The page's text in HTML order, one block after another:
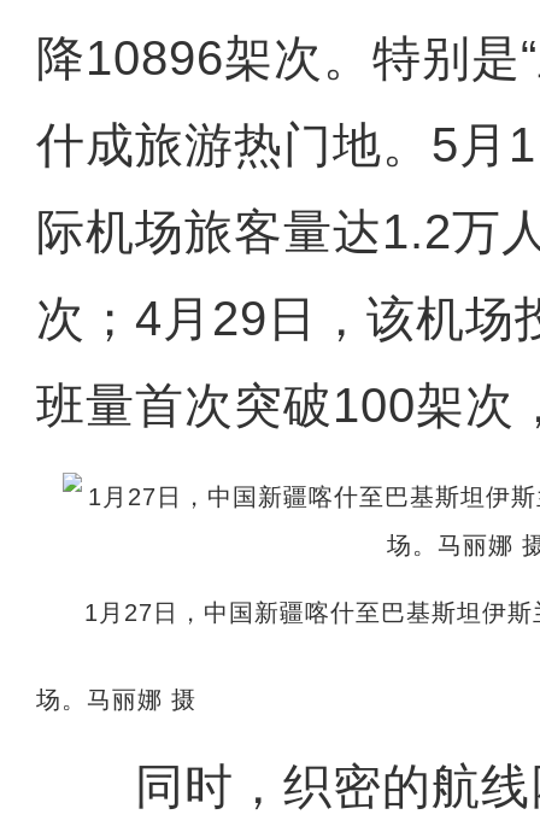
降10896架次。特别是
什成旅游热门地。5月
际机场旅客量达1.2万
次；4月29日，该机场
班量首次突破100架次
1月27日，中国新疆喀什至巴基斯坦伊
场。马丽娜 摄
同时，织密的航线